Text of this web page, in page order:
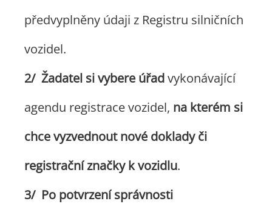
předvyplněny údaji z Registru silničních
vozidel.
Žadatel si vybere úřadvykonávající
agendu registrace vozidel, na kterém si
chce vyzvednout nové doklady či
registrační značky k vozidlu.
Po potvrzení správnosti